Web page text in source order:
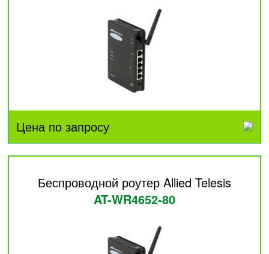
Цена по запросу
Беспроводной роутер Allied Telesis
AT-WR4652-80